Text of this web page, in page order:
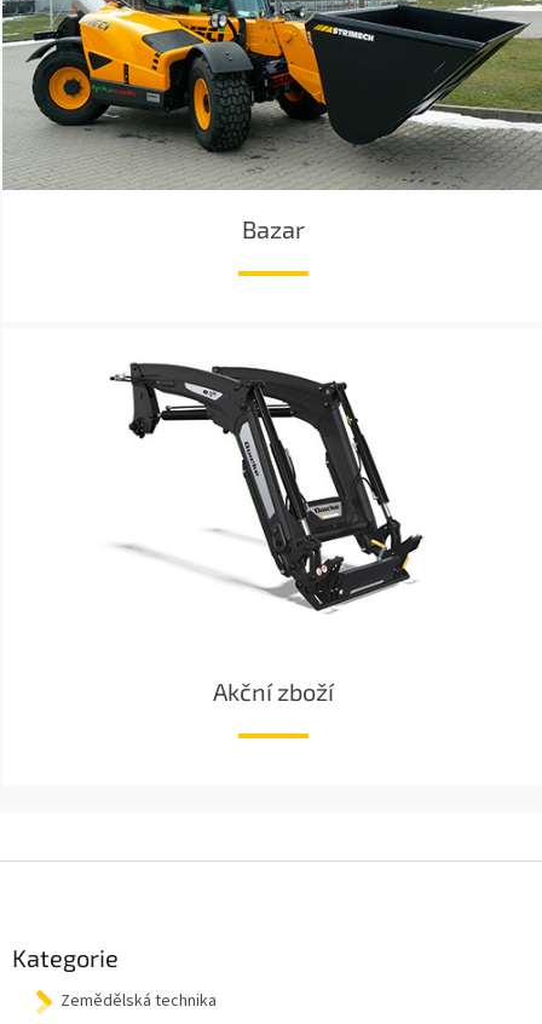
Bazar
Akční zboží
Kategorie
Zemědělská technika